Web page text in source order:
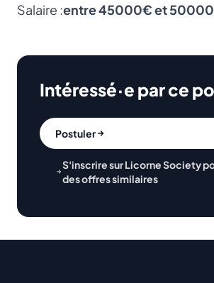
Salaire :entre 45000€ et
Intéressé·e par ce
Postuler
S'inscrire sur Licorne Society
des offres similaires